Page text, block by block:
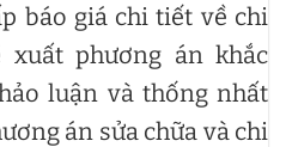
báo giá chi tiết về chi
phương án khắc
luận và thống nhất
án sửa chữa và chi